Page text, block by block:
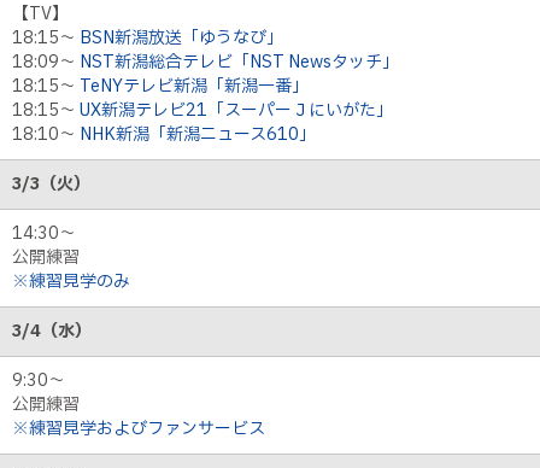
【TV】
18:15～ BSN新潟放送「ゆうなび」
18:09～ NST新潟総合テレビ「NST Newsタッチ」
18:15～ TeNYテレビ新潟「新潟一番」
18:15～ UX新潟テレビ21「スーパーＪにいがた」
18:10～ NHK新潟「新潟ニュース610」
3/3（火）
14:30〜
公開練習
※練習見学のみ
3/4（水）
9:30〜
公開練習
※練習見学およびファンサービス